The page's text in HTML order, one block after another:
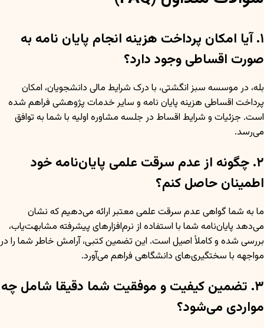
۱. آیا امکان پرداخت هزینه انجام پایان نامه به
صورت اقساطی وجود دارد؟
بله، در موسسه سبز انگشتی، با درک شرایط مالی دانشجویان، امکان
پرداخت اقساطی هزینه پایان نامه و سایر خدمات پژوهشی فراهم شده
است. جزئیات و شرایط اقساط در جلسه مشاوره اولیه با شما به توافق
می‌رسد.
۲. چگونه از عدم سرقت علمی پایان‌نامه خود
اطمینان حاصل کنم؟
ما به شما گواهی عدم سرقت علمی معتبر ارائه می‌دهیم که نشان
می‌دهد پایان‌نامه شما با استفاده از نرم‌افزارهای پیشرفته مشابهت‌یاب،
بررسی شده و کاملاً اصیل است. این تضمین کتبی، آرامش خاطر شما را در
مواجهه با سختگیری‌های دانشگاهی فراهم می‌آورد.
۳. تضمین کیفیت و موفقیت شما دقیقا شامل چه
مواردی می‌شود؟